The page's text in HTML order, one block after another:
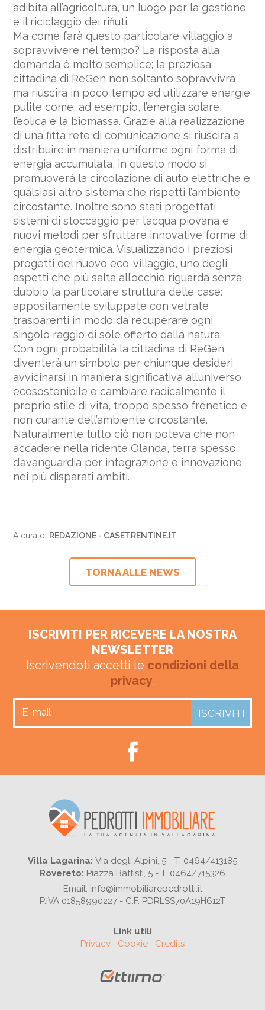
adibita all’agricoltura, un luogo per la gestione
e il riciclaggio dei rifiuti.
Ma come farà questo particolare villaggio a
sopravvivere nel tempo? La risposta alla
domanda è molto semplice; la preziosa
cittadina di ReGen non soltanto sopravvivrà
ma riuscirà in poco tempo ad utilizzare energie
pulite come, ad esempio, l’energia solare,
l’eolica e la biomassa. Grazie alla realizzazione
di una fitta rete di comunicazione si riuscirà a
distribuire in maniera uniforme ogni forma di
energia accumulata, in questo modo si
promuoverà la circolazione di auto elettriche e
qualsiasi altro sistema che rispetti l’ambiente
circostante. Inoltre sono stati progettati
sistemi di stoccaggio per l’acqua piovana e
nuovi metodi per sfruttare innovative forme di
energia geotermica. Visualizzando i preziosi
progetti del nuovo eco-villaggio, uno degli
aspetti che più salta all’occhio riguarda senza
dubbio la particolare struttura delle case:
appositamente sviluppate con vetrate
trasparenti in modo da recuperare ogni
singolo raggio di sole offerto dalla natura.
Con ogni probabilità la cittadina di ReGen
diventerà un simbolo per chiunque desideri
avvicinarsi in maniera significativa all’universo
ecosostenibile e cambiare radicalmente il
proprio stile di vita, troppo spesso frenetico e
non curante dell’ambiente circostante.
Naturalmente tutto ciò non poteva che non
accadere nella ridente Olanda, terra spesso
d’avanguardia per integrazione e innovazione
nei più disparati ambiti.
A cura di REDAZIONE - CASETRENTINE.IT
TORNA ALLE NEWS
ISCRIVITI PER RICEVERE LA NOSTRA
NEWSLETTER
Iscrivendoti accetti le condizioni della
privacy.
Villa Lagarina: Via degli Alpini, 5 - T. 0464/413185
Rovereto: Piazza Battisti, 5 - T. 0464/715326
Email: info@immobiliarepedrotti.it
P.IVA 01858990227 - C.F. PDRLSS70A19H612T
Link utili
Privacy
Cookie Credits